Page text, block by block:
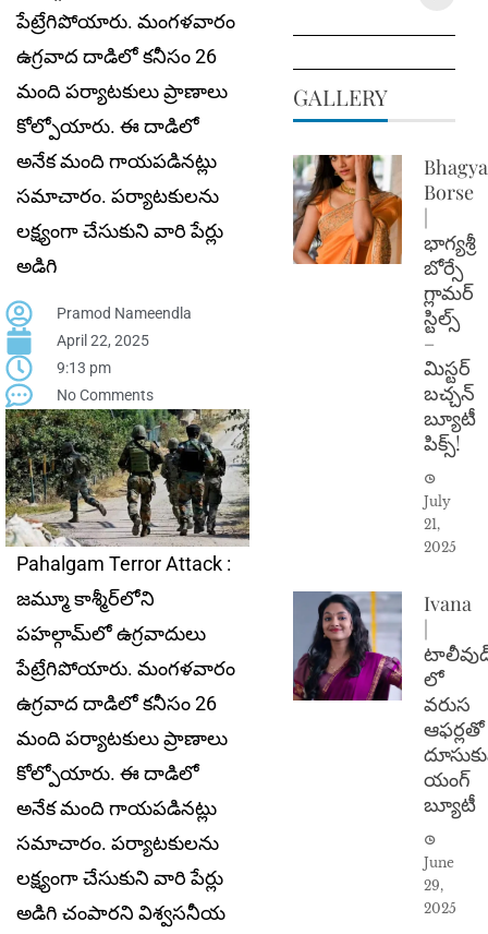
పేట్రేగిపోయారు. మంగళవారం
ఉగ్రవాద దాడిలో కనీసం 26
మంది పర్యాటకులు ప్రాణాలు
కోల్పోయారు. ఈ దాడిలో
అనేక మంది గాయపడినట్లు
సమాచారం. పర్యాటకులను
లక్ష్యంగా చేసుకుని వారి పేర్లు
అడిగి
Pramod Nameendla
April 22, 2025
9:13 pm
No Comments
Pahalgam Terror Attack :
జమ్మూ కాశ్మీర్‌లోని
పహల్గామ్‌లో ఉగ్రవాదులు
పేట్రేగిపోయారు. మంగళవారం
ఉగ్రవాద దాడిలో కనీసం 26
మంది పర్యాటకులు ప్రాణాలు
కోల్పోయారు. ఈ దాడిలో
అనేక మంది గాయపడినట్లు
సమాచారం. పర్యాటకులను
లక్ష్యంగా చేసుకుని వారి పేర్లు
అడిగి చంపారని విశ్వసనీయ
GALLERY
Borse
|
భాగ్యశ్రీ
బోర్సే
గ్లామర్
స్టిల్స్
–
మిస్టర్
బచ్చన్
బ్యూటీ
పిక్స్!
July
21,
2025
Ivana
|
లో
వరుస
ఆఫర్లతో
యంగ్
బ్యూటీ
June
29,
2025